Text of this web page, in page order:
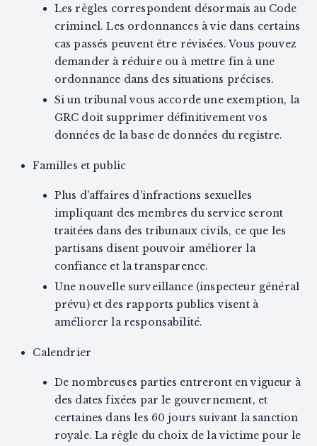
Les règles correspondent désormais au Code
criminel. Les ordonnances à vie dans certains
cas passés peuvent être révisées. Vous pouvez
demander à réduire ou à mettre fin à une
ordonnance dans des situations précises.
Si un tribunal vous accorde une exemption, la
GRC doit supprimer définitivement vos
données de la base de données du registre.
Familles et public
Plus d'affaires d'infractions sexuelles
impliquant des membres du service seront
traitées dans des tribunaux civils, ce que les
partisans disent pouvoir améliorer la
confiance et la transparence.
Une nouvelle surveillance (inspecteur général
prévu) et des rapports publics visent à
améliorer la responsabilité.
Calendrier
De nombreuses parties entreront en vigueur à
des dates fixées par le gouvernement, et
certaines dans les 60 jours suivant la sanction
royale. La règle du choix de la victime pour le